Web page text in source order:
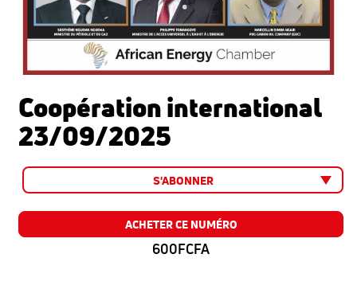
Coopération international
23/09/2025
S'ABONNER
ACHETER CE NUMÉRO
600FCFA